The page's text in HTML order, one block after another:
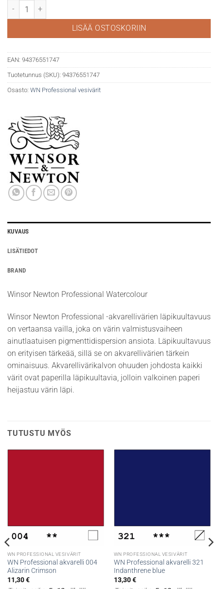
WN Professional akvarelli 722 Winsor lemon määrä
LISÄÄ OSTOSKORIIN
EAN: 94376551747
Tuotetunnus (SKU): 94376551747
Osasto: WN Professional vesivärit
KUVAUS
LISÄTIEDOT
BRAND
Winsor Newton Professional Watercolour
Winsor Newton Professional -akvarellivärien läpikuultavuus
on vertaansa vailla, joka on värin valmistusvaiheen
ainutlaatuisen pigmenttidispersion ansiota. Läpikuultavuus
on erityisen tärkeää, sillä se on akvarellivärien tärkein
ominaisuus. Akvarellivärikalvon ohuuden johdosta kaikki
värit ovat paperilla läpikuultavia, jolloin valkoinen paperi
heijastuu värin läpi.
TUTUSTU MYÖS
WN PROFESSIONAL VESIVÄRIT
WN Professional akvarelli 004
Alizarin Crimson
11,30€
WN PROFESSIONAL VESIVÄRIT
WN Professional akvarelli 321
Indanthrene blue
13,30€